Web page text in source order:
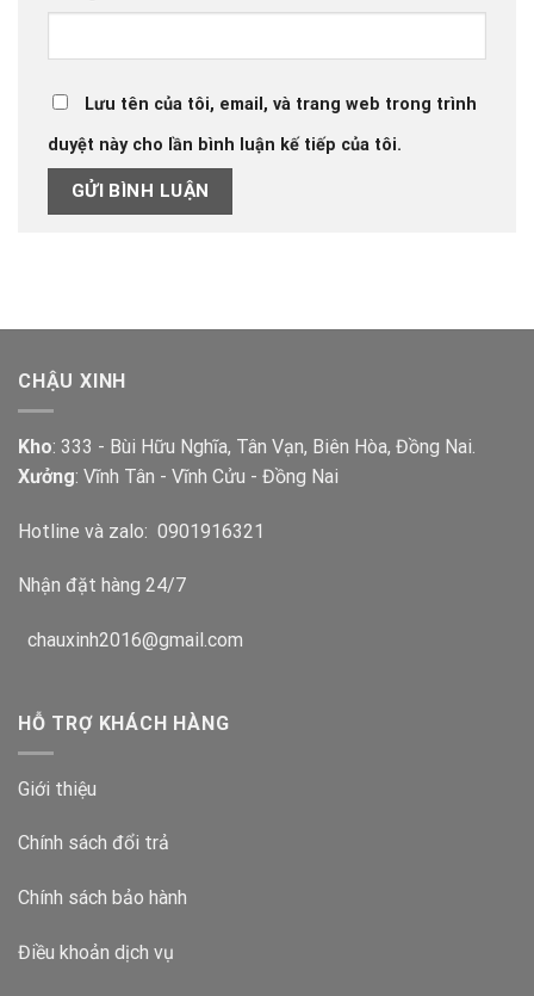
Lưu tên của tôi, email, và trang web trong trình
duyệt này cho lần bình luận kế tiếp của tôi.
CHẬU XINH
Kho: 333 - Bùi Hữu Nghĩa, Tân Vạn, Biên Hòa, Đồng Nai.
Xưởng: Vĩnh Tân - Vĩnh Cửu - Đồng Nai
Hotline và zalo: 0901916321
Nhận đặt hàng 24/7
chauxinh2016@gmail.com
HỖ TRỢ KHÁCH HÀNG
Giới thiệu
Chính sách đổi trả
Chính sách bảo hành
Điều khoản dịch vụ